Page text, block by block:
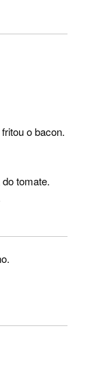
o bacon.
tomate.